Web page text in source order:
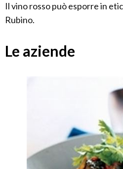
Il vino rosso può esporre in
Rubino.
Le aziende